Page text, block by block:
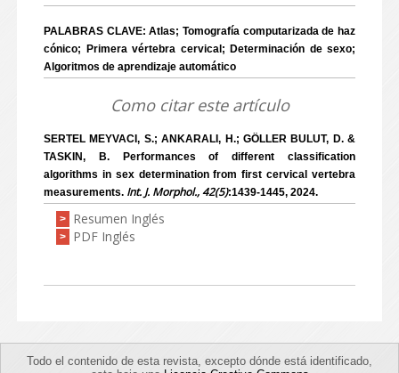
PALABRAS CLAVE: Atlas; Tomografía computarizada de haz
cónico; Primera vértebra cervical; Determinación de sexo;
Algoritmos de aprendizaje automático
Como citar este artículo
SERTEL MEYVACI, S.; ANKARALI, H.; GÖLLER BULUT, D. &
TASKIN, B. Performances of different classification
algorithms in sex determination from first cervical vertebra
measurements. Int. J. Morphol., 42(5):1439-1445, 2024.
> Resumen Inglés
> PDF Inglés
Todo el contenido de esta revista, excepto dónde está identificado,